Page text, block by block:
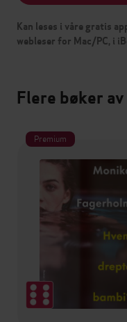
Kan leses i våre gratis
webleser for Mac/PC, i
Flere bøker
Premium